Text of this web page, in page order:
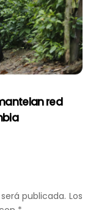
red
publicada. Los